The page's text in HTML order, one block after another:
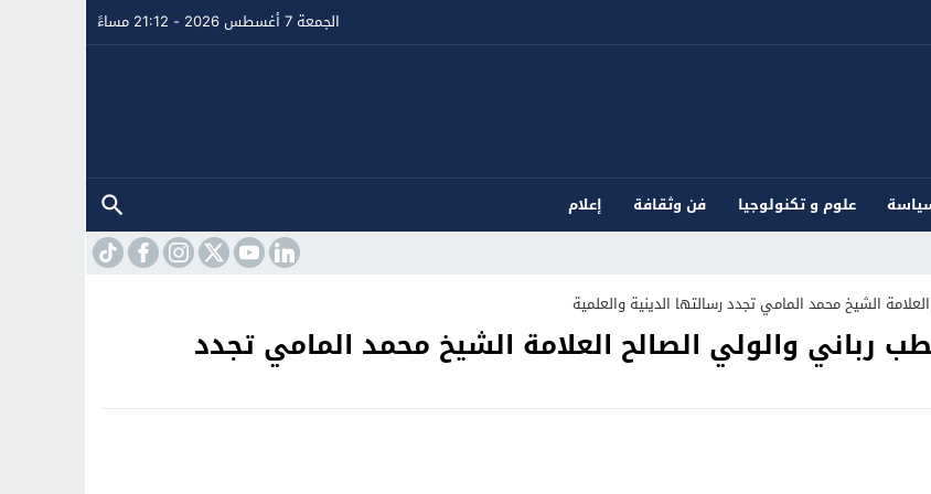
الجمعة 7 أغسطس 2026 - 21:12 مساءً
علوم و تكنولوجيا فن وثقافة
إعلام
الشيخ محمد المامي تجدد رسالتها الدينية والعلمية
رباني والولي الصالح العلامة الشيخ محمد المامي تجدد